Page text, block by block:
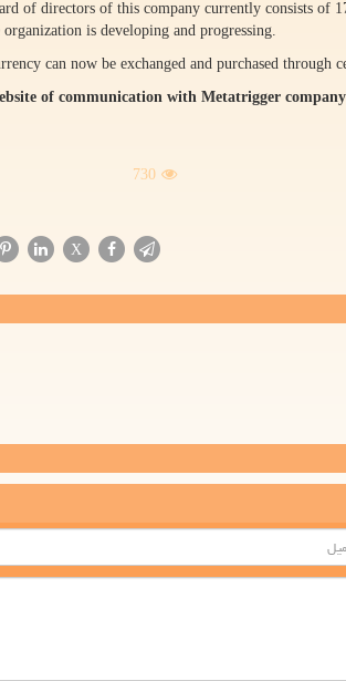
of directors of this company currently consists of
organization is developing and progressing.
can now be exchanged and purchased through
of communication with Metatrigger
730
X